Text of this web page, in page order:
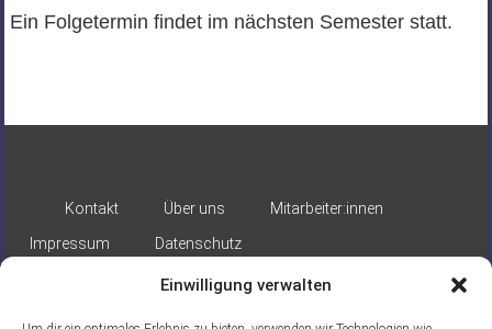
Einwilligung verwalten
Ein Folgetermin findet im nächsten Semester statt.
Kontakt Über uns
Mitarbeiter:innen
Impressum
Datenschutz